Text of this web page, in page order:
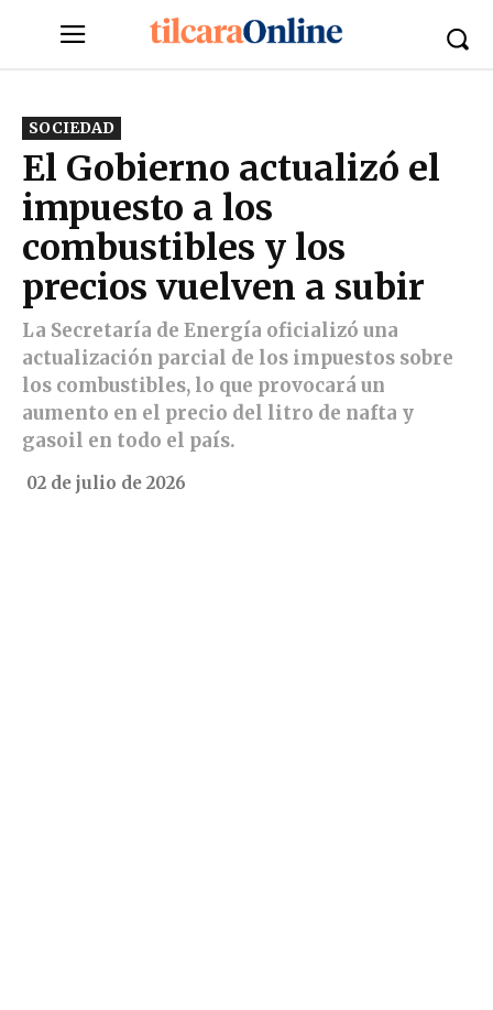
SOCIEDAD
El Gobierno actualizó el
impuesto a los
combustibles y los
precios vuelven a subir
La Secretaría de Energía oficializó una
actualización parcial de los impuestos sobre
los combustibles, lo que provocará un
aumento en el precio del litro de nafta y
gasoil en todo el país.
02 de julio de 2026